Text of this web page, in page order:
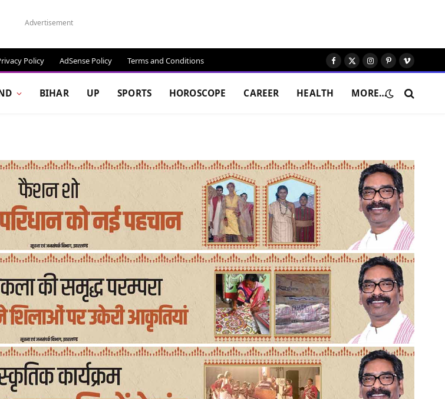
Advertisement
Policy AdSense Policy Terms and Conditions Facebook
X
Instagram
Pinterest
Vimeo
BIHAR UP SPORTS HOROSCOPE CAREER HEALTH MORE…